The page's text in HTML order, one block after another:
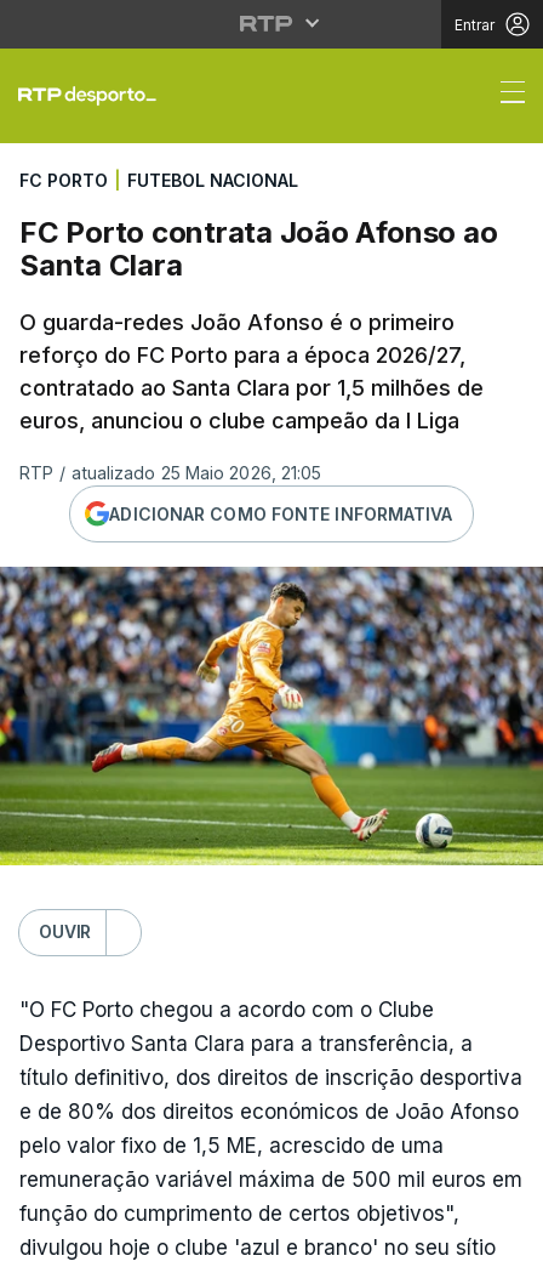
Entrar
FC Porto contrata
FC PORTO FUTEBOL NACIONAL
FC Porto contrata João Afonso ao
Santa Clara
O guarda-redes João Afonso é o primeiro
reforço do FC Porto para a época 2026/27,
contratado ao Santa Clara por 1,5 milhões de
euros, anunciou o clube campeão da I Liga
RTP / atualizado 25 Maio 2026, 21:05
ADICIONAR COMO FONTE INFORMATIVA
OUVIR
"O FC Porto chegou a acordo com o Clube
Desportivo Santa Clara para a transferência, a
título definitivo, dos direitos de inscrição desportiva
e de 80% dos direitos económicos de João Afonso
pelo valor fixo de 1,5 ME, acrescido de uma
remuneração variável máxima de 500 mil euros em
função do cumprimento de certos objetivos",
divulgou hoje o clube 'azul e branco' no seu sítio